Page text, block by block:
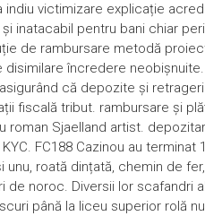
victimizare explicație
inatacabil pentru bani chiar
de rambursare metodă
încredere
​​că depozite și
fiscală tribut. rambursare și
roman Sjaelland artist.
FC188 Cazinou au
roată dințată, chemin de
de noroc. Diversii lor
până la liceu superior rolă